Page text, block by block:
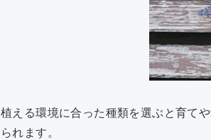
植える環境に合った種類を選ぶと育て
られます。